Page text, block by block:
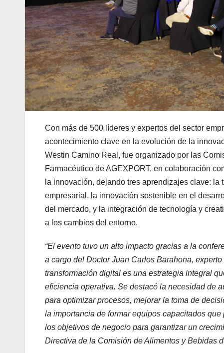
Con más de 500 líderes y expertos del sector
acontecimiento clave en la evolución de la
Westin Camino Real, fue organizado por las
Farmacéutico de AGEXPORT, en colaboración
la innovación, dejando tres aprendizajes clave:
empresarial, la innovación sostenible en el
del mercado, y la integración de tecnología y
a los cambios del entorno.
“El evento tuvo un alto impacto gracias a la
a cargo del Doctor Juan Carlos Barahona,
transformación digital es una estrategia integral
eficiencia operativa. Se destacó la necesidad de
para optimizar procesos, mejorar la toma de
la importancia de formar equipos capacitados
los objetivos de negocio para garantizar un
Directiva de la Comisión de Alimentos y Bebidas